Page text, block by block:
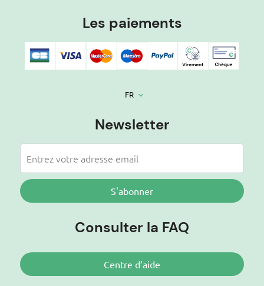
Les paiements
FR keyboard_arrow_down
Newsletter
S'abonner
Consulter la FAQ
Centre d’aide